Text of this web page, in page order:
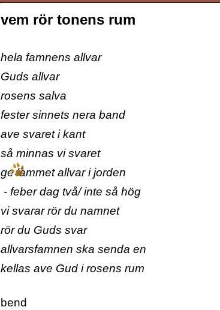
vem rör tonens rum
hela famnens allvar
Guds allvar
rosens salva
fester sinnets nera band
ave svaret i kant
så minnas vi svaret
ge lammet allvar i jorden
- feber dag två/ inte så hög
vi svarar rör du namnet
rör du Guds svar
allvarsfamnen ska senda en
kellas ave Gud i rosens rum
bend